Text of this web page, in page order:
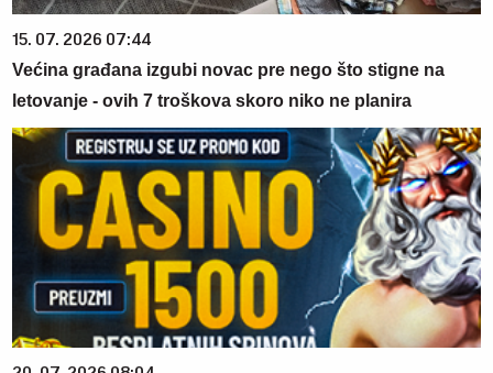
15. 07. 2026 07:44
Većina građana izgubi novac pre nego što stigne na
letovanje - ovih 7 troškova skoro niko ne planira